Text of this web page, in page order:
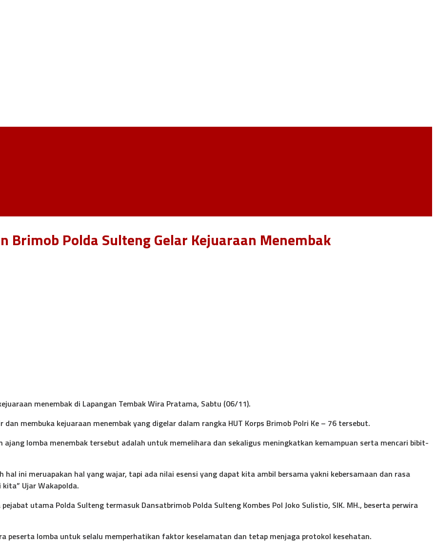
Brimob Polda Sulteng Gelar Kejuaraan Menembak
menembak di Lapangan Tembak Wira Pratama, Sabtu (06/11).
dan membuka kejuaraan menembak yang digelar dalam rangka HUT Korps Brimob Polri Ke – 76 tersebut.
lomba menembak tersebut adalah untuk memelihara dan sekaligus meningkatkan kemampuan serta mencari bibit-
ini meruapakan hal yang wajar, tapi ada nilai esensi yang dapat kita ambil bersama yakni kebersamaan dan rasa
Ujar Wakapolda.
utama Polda Sulteng termasuk Dansatbrimob Polda Sulteng Kombes Pol Joko Sulistio, SIK. MH., beserta perwira
peserta lomba untuk selalu memperhatikan faktor keselamatan dan tetap menjaga protokol kesehatan.